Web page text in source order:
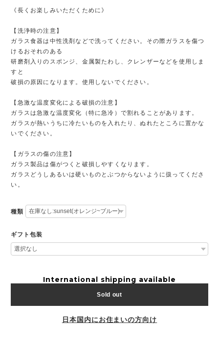
《長くお楽しみいただくために》
【洗浄時の注意】
ガラス食器は中性洗剤などで洗ってください。その際ガラスを傷つ
けるおそれのある
研磨剤入りのスポンジ、金属製たわし、クレンザーなどを使用しま
すと
破損の原因になります。使用しないでください。
【急激な温度変化による破損の注意】
ガラスは急激な温度変化（特に急冷）で割れることがあります。
ガラスが熱いうちに冷たいものを入れたり、ぬれたところに置かな
いでください。
【ガラスの傷の注意】
ガラス製品は傷がつくと破損しやすくなります。
ガラスどうしあるいは硬いものとぶつからないように扱ってくださ
い。
種類
ギフト包装
International shipping available
Sold out
日本国内にお住まいの方向け